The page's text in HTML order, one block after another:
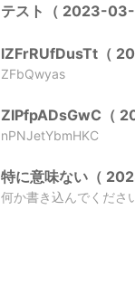
テスト（ 2023-
lZFrRUfDusTt（
ZFbQwyas
ZIPfpADsGwC（
nPNJetYbmHKC
特に意味ない（
何か書き込んでくださ